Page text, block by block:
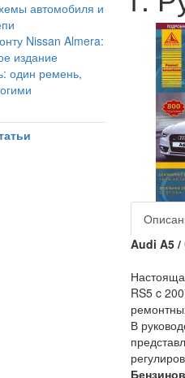
автомобиля и
Nissan Almera:
издание
один ремень,
Audi A5 /
RS5 c
В